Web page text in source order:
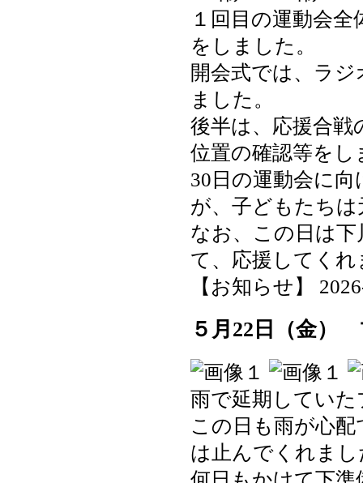
１回目の運動会
をしました。
開会式では、ラ
ました。
後半は、応援合戦
位置の確認等をし
30日の運動会に
が、子どもたち
なお、この日は
て、応援してくれ
【お知らせ】
５月22日（金）
雨で延期してい
この日も雨が心
は止んでくれまし